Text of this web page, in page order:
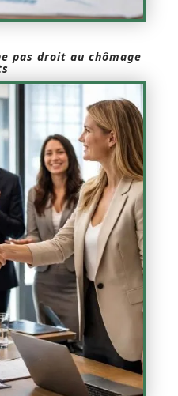
pas droit au chômage